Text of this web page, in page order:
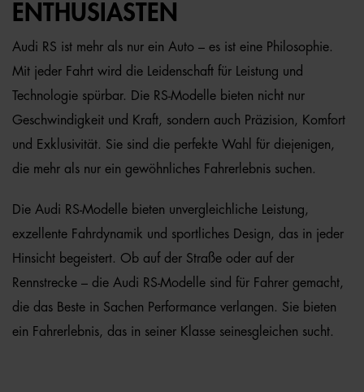
ENTHUSIASTEN
Audi RS ist mehr als nur ein Auto – es ist eine Philosophie.
Mit jeder Fahrt wird die Leidenschaft für Leistung und
Technologie spürbar. Die RS-Modelle bieten nicht nur
Geschwindigkeit und Kraft, sondern auch Präzision, Komfort
und Exklusivität. Sie sind die perfekte Wahl für diejenigen,
die mehr als nur ein gewöhnliches Fahrerlebnis suchen.
Die Audi RS-Modelle bieten unvergleichliche Leistung,
exzellente Fahrdynamik und sportliches Design, das in jeder
Hinsicht begeistert. Ob auf der Straße oder auf der
Rennstrecke – die Audi RS-Modelle sind für Fahrer gemacht,
die das Beste in Sachen Performance verlangen. Sie bieten
ein Fahrerlebnis, das in seiner Klasse seinesgleichen sucht.